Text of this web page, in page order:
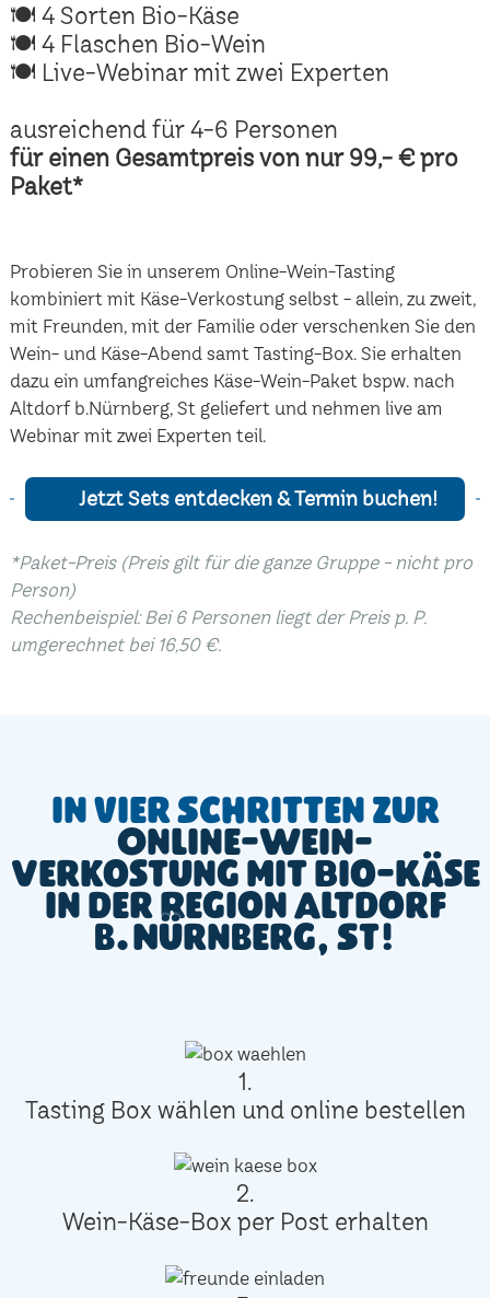
🍽 4 Sorten Bio-Käse
🍽 4 Flaschen Bio-Wein
🍽 Live-Webinar mit zwei Experten
ausreichend für 4-6 Personen
für einen Gesamtpreis von nur 99,- € pro
Paket*
Probieren Sie in unserem Online-Wein-Tasting
kombiniert mit Käse-Verkostung selbst - allein, zu zweit,
mit Freunden, mit der Familie oder verschenken Sie den
Wein- und Käse-Abend samt Tasting-Box. Sie erhalten
dazu ein umfangreiches Käse-Wein-Paket bspw. nach
Altdorf b.Nürnberg, St geliefert und nehmen live am
Webinar mit zwei Experten teil.
Jetzt Sets entdecken & Termin buchen!
*Paket-Preis (Preis gilt für die ganze Gruppe - nicht pro
Person)
Rechenbeispiel: Bei 6 Personen liegt der Preis p. P.
umgerechnet bei 16,50 €.
In vier Schritten zur
Online-Wein-
Verkostung mit Bio-Käse
in der Region Altdorf
b.Nürnberg, St!
1.
Tasting Box wählen und online bestellen
2.
Wein-Käse-Box per Post erhalten